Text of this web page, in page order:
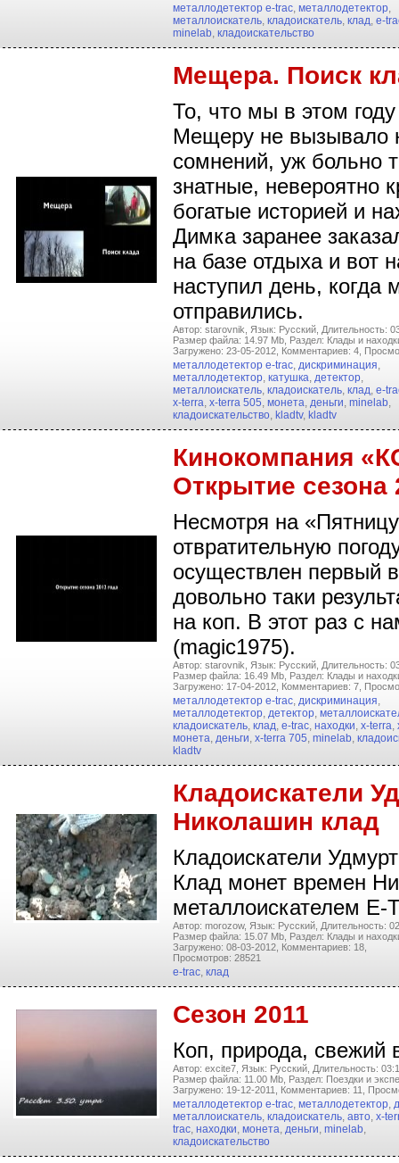
металлодетектор e-trac, металлодетектор,
металлоискатель, кладоискатель, клад, e-
minelab, кладоискательство
Мещера. Поиск
То, что мы в этом
Мещеру не вызывало
сомнений, уж больно
знатные, невероятно
богатые историей и
Димка заранее
на базе отдыха и вот
наступил день, когда
отправились.
Автор: starovnik, Язык: Русский, Длительность:
Размер файла: 14.97 Mb, Раздел: Клады и
Загружено: 23-05-2012, Комментариев: 4,
металлодетектор e-trac, дискриминация,
металлодетектор, катушка, детектор,
металлоискатель, кладоискатель, клад, e-
x-terra, x-terra 505, монета, деньги, minelab,
кладоискательство, kladtv, kladtv
Кинокомпания
Открытие сезона
Несмотря на
отвратительную
осуществлен первый
довольно таки
на коп. В этот раз с
(magic1975).
Автор: starovnik, Язык: Русский, Длительность:
Размер файла: 16.49 Mb, Раздел: Клады и
Загружено: 17-04-2012, Комментариев: 7,
металлодетектор e-trac, дискриминация,
металлодетектор, детектор,
кладоискатель, клад, e-trac, находки, x-terra,
монета, деньги, x-terra 705, minelab,
kladtv
Кладоискатели
Николашин клад
Кладоискатели
Клад монет времен
металлоискателем E-
Автор: morozow, Язык: Русский, Длительность:
Размер файла: 15.07 Mb, Раздел: Клады и
Загружено: 08-03-2012, Комментариев: 18,
Просмотров: 28521
e-trac, клад
Сезон 2011
Коп, природа, свежий
Автор: excite7, Язык: Русский, Длительность:
Размер файла: 11.00 Mb, Раздел: Поездки и
Загружено: 19-12-2011,
Комментариев: 11,
металлодетектор e-trac, металлодетектор,
металлоискатель, кладоискатель, авто, x-
trac, находки, монета, деньги, minelab,
кладоискательство